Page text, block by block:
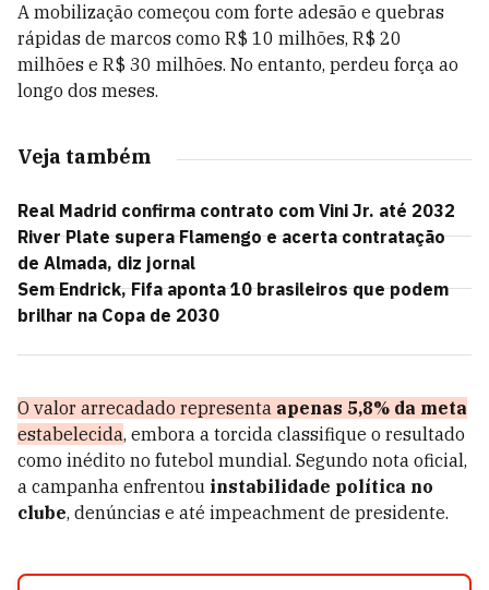
A mobilização começou com forte adesão e quebras
rápidas de marcos como R$ 10 milhões, R$ 20
milhões e R$ 30 milhões. No entanto, perdeu força ao
longo dos meses.
Veja também
Real Madrid confirma contrato com Vini Jr. até 2032
River Plate supera Flamengo e acerta contratação
de Almada, diz jornal
Sem Endrick, Fifa aponta 10 brasileiros que podem
brilhar na Copa de 2030
O valor arrecadado representa apenas 5,8% da meta
estabelecida, embora a torcida classifique o resultado
como inédito no futebol mundial. Segundo nota oficial,
a campanha enfrentou instabilidade política no
clube, denúncias e até impeachment de presidente.